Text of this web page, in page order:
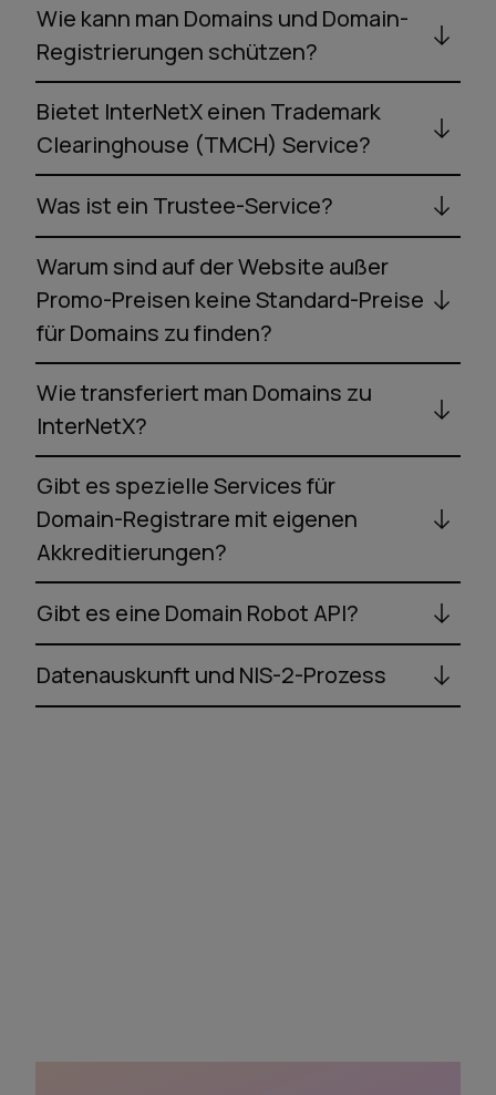
Wie kann man Domains und Domain-
Registrierungen schützen?
Bietet InterNetX einen Trademark
Clearinghouse (TMCH) Service?
Was ist ein Trustee-Service?
Warum sind auf der Website außer
Promo-Preisen keine Standard-Preise
für Domains zu finden?
Wie transferiert man Domains zu
InterNetX?
Gibt es spezielle Services für
Domain-Registrare mit eigenen
Akkreditierungen?
Gibt es eine Domain Robot API?
Datenauskunft und NIS-2-Prozess